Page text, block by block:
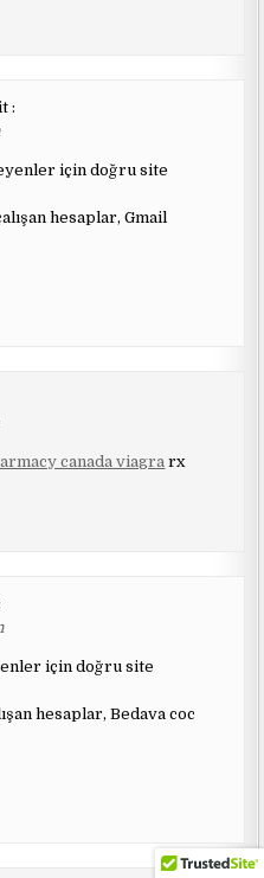
:
için doğru site
hesaplar, Gmail
canada viagrarx
için doğru site
hesaplar, Bedava coc